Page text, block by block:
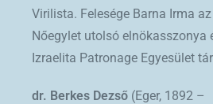
Virilista. Felesége Barna Irma
Nőegylet utolsó elnökasszonya
Izraelita Patronage Egyesület
dr. Berkes Dezső (Eger, 1892 –